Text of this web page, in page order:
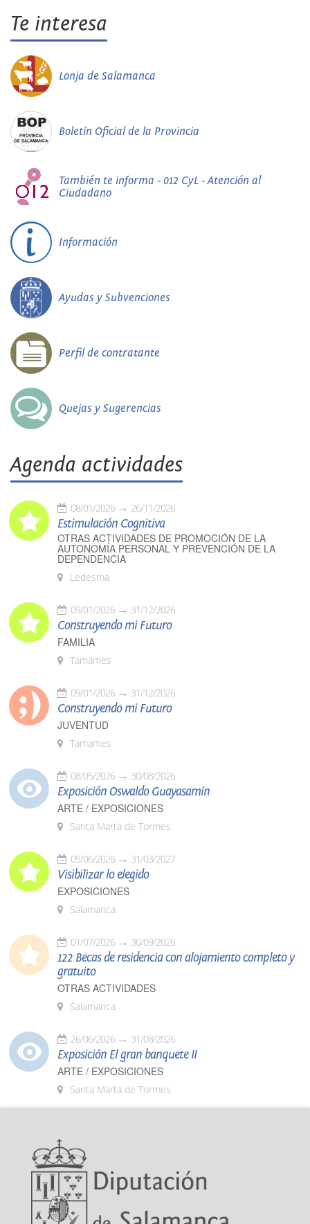
Te interesa
Lonja de Salamanca
Boletín Oficial de la Provincia
También te informa - 012 CyL - Atención al
Ciudadano
Información
Ayudas y Subvenciones
Perfil de contratante
Quejas y Sugerencias
Agenda actividades
08/01/2026 26/11/2026
Estimulación Cognitiva
OTRAS ACTIVIDADES DE PROMOCIÓN DE LA
AUTONOMÍA PERSONAL Y PREVENCIÓN DE LA
DEPENDENCIA
Ledesma
09/01/2026 31/12/2026
Construyendo mi Futuro
FAMILIA
Tamames
09/01/2026 31/12/2026
Construyendo mi Futuro
JUVENTUD
Tamames
08/05/2026 30/08/2026
Exposición Oswaldo Guayasamín
ARTE / EXPOSICIONES
Santa Marta de Tormes
05/06/2026 31/03/2027
Visibilizar lo elegido
EXPOSICIONES
Salamanca
01/07/2026 30/09/2026
122 Becas de residencia con alojamiento completo y
gratuito
OTRAS ACTIVIDADES
Salamanca
26/06/2026 31/08/2026
Exposición El gran banquete II
ARTE / EXPOSICIONES
Santa Marta de Tormes